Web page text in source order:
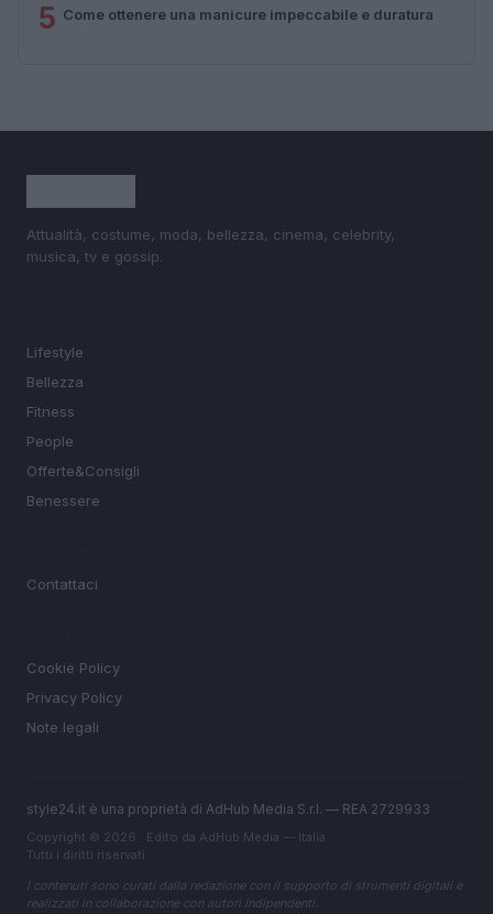
5 Come ottenere una manicure impeccabile e duratura
Attualità, costume, moda, bellezza, cinema, celebrity,
musica, tv e gossip.
Lifestyle
Bellezza
Fitness
People
Offerte&Consigli
Benessere
Contattaci
Cookie Policy
Privacy Policy
Note legali
style24.it è una proprietà di AdHub Media S.r.l. — REA 2729933
Copyright © 2026 · Edito da AdHub Media — Italia
Tutti i diritti riservati
I contenuti sono curati dalla redazione con il supporto di strumenti digitali e
realizzati in collaborazione con autori indipendenti.